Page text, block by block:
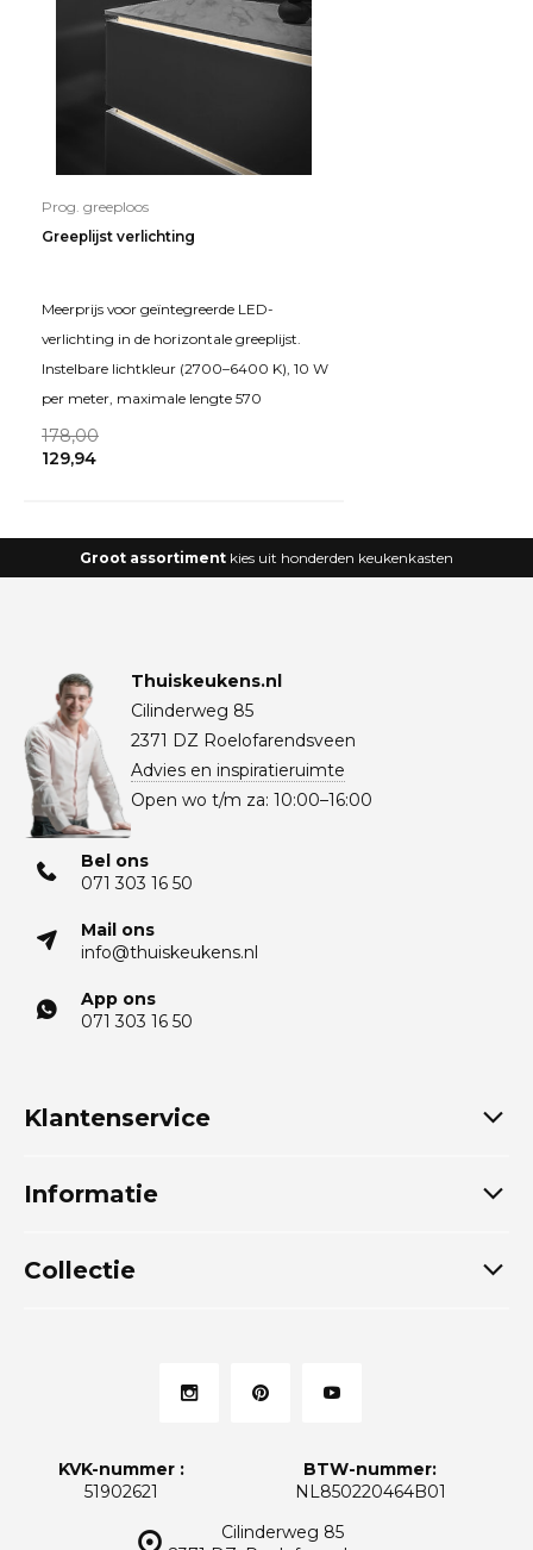
Prog. greeploos
Greeplijst verlichting
Meerprijs voor geïntegreerde LED-
verlichting in de horizontale greeplijst.
Instelbare lichtkleur (2700–6400 K), 10 W
per meter, maximale lengte 570
178,00
129,94
Groot assortiment kies uit honderden keukenkasten
Thuiskeukens.nl
Cilinderweg 85
2371 DZ Roelofarendsveen
Advies en inspiratieruimte
Open wo t/m za: 10:00–16:00
Bel ons
071 303 16 50
Mail ons
info@thuiskeukens.nl
App ons
071 303 16 50
Klantenservice
Informatie
Collectie
Cilinderweg 85
KVK-nummer :
51902621
BTW-nummer:
NL850220464B01